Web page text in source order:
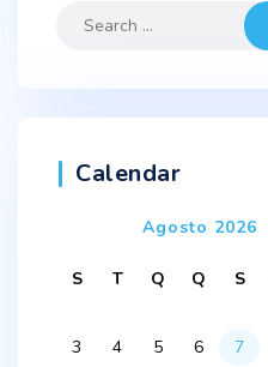
Search
Calendar
Agosto 2026
S T Q Q S
3
4 5 6 7